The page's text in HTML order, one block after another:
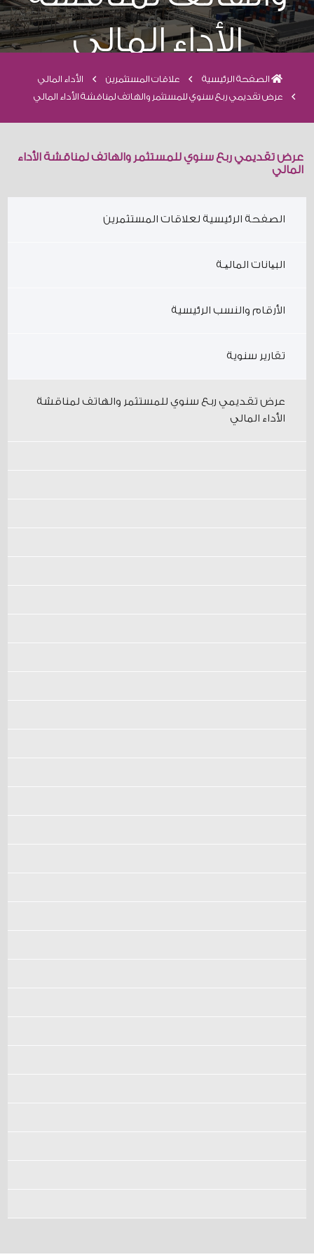
الأداء المالي
الصفحة الرئيسية علاقات المستثمرين
الأداء المالي
عرض تقديمي ربع سنوي للمستثمر والهاتف لمناقشة الأداء المالي
عرض تقديمي ربع سنوي للمستثمر والهاتف لمناقشة الأداء
المالي
الصفحة الرئيسية لعلاقات المستثمرين
البیانات المالیـة
الأرقام والنسب الرئيسية
تقارير سنوية
عرض تقديمي ربع سنوي للمستثمر والهاتف لمناقشة
الأداء المالي